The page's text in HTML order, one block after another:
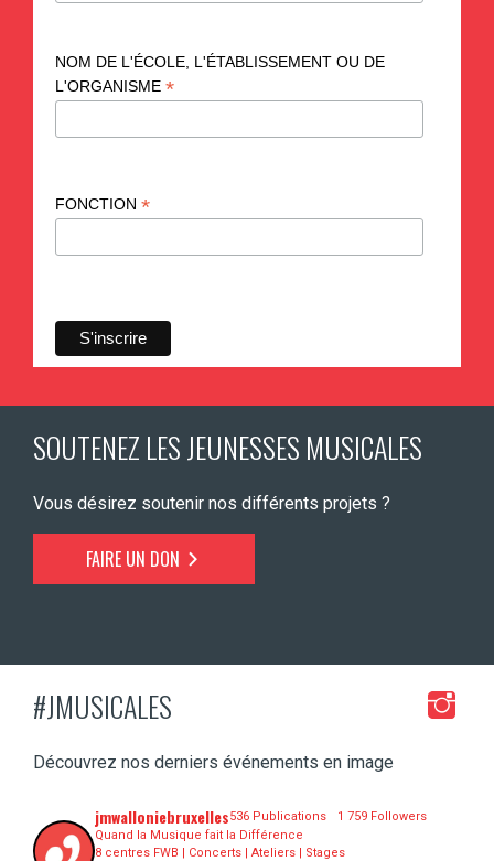
NOM DE L'ÉCOLE, L'ÉTABLISSEMENT OU DE
L'ORGANISME *
FONCTION *
SOUTENEZ LES JEUNESSES MUSICALES
Vous désirez soutenir nos différents projets ?
FAIRE UN DON
#JMUSICALES
Découvrez nos derniers événements en image
jmwalloniebruxelles536 Publications
1 759 Followers
Quand la Musique fait la Différence
8 centres FWB | Concerts | Ateliers | Stages